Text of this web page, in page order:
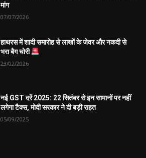
मांग
07/07/2026
हाथरस में शादी समारोह से लाखों के जेवर और नकदी से
भरा बैग चोरी
23/02/2026
नई GST दरें 2025: 22 सितंबर से इन सामानों पर नहीं
लगेगा टैक्स, मोदी सरकार ने दी बड़ी राहत
05/09/2025